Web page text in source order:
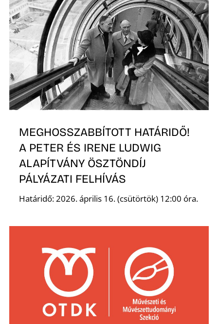
MEGHOSSZABBÍTOTT HATÁRIDŐ!
A PETER ÉS IRENE LUDWIG
ALAPÍTVÁNY ÖSZTÖNDÍJ
PÁLYÁZATI FELHÍVÁS
Határidő: 2026. április 16. (csütörtök) 12:00 óra.